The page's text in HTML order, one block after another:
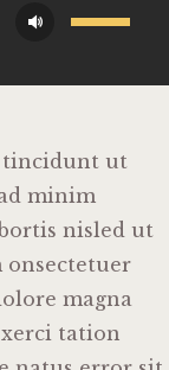
Usa
tasti
su/giù
per
aumentare
o
diminuire
il
volume.
tincidunt ut
minim
nisled ut
onsectetuer
magna
tation